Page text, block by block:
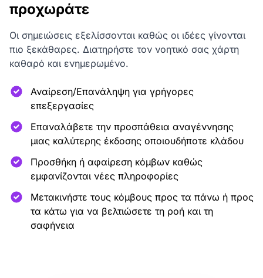
προχωράτε
Οι σημειώσεις εξελίσσονται καθώς οι ιδέες γίνονται
πιο ξεκάθαρες. Διατηρήστε τον νοητικό σας χάρτη
καθαρό και ενημερωμένο.
Αναίρεση/Επανάληψη για γρήγορες
επεξεργασίες
Επαναλάβετε την προσπάθεια αναγέννησης
μιας καλύτερης έκδοσης οποιουδήποτε κλάδου
Προσθήκη ή αφαίρεση κόμβων καθώς
εμφανίζονται νέες πληροφορίες
Μετακινήστε τους κόμβους προς τα πάνω ή προς
τα κάτω για να βελτιώσετε τη ροή και τη
σαφήνεια